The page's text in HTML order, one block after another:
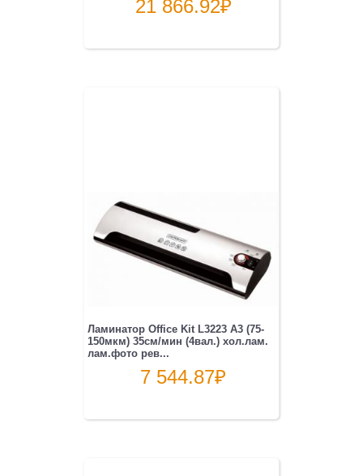
21 866.92₽
Ламинатор Office Kit L3223 A3 (75-
150мкм) 35см/мин (4вал.) хол.лам.
лам.фото рев...
7 544.87₽